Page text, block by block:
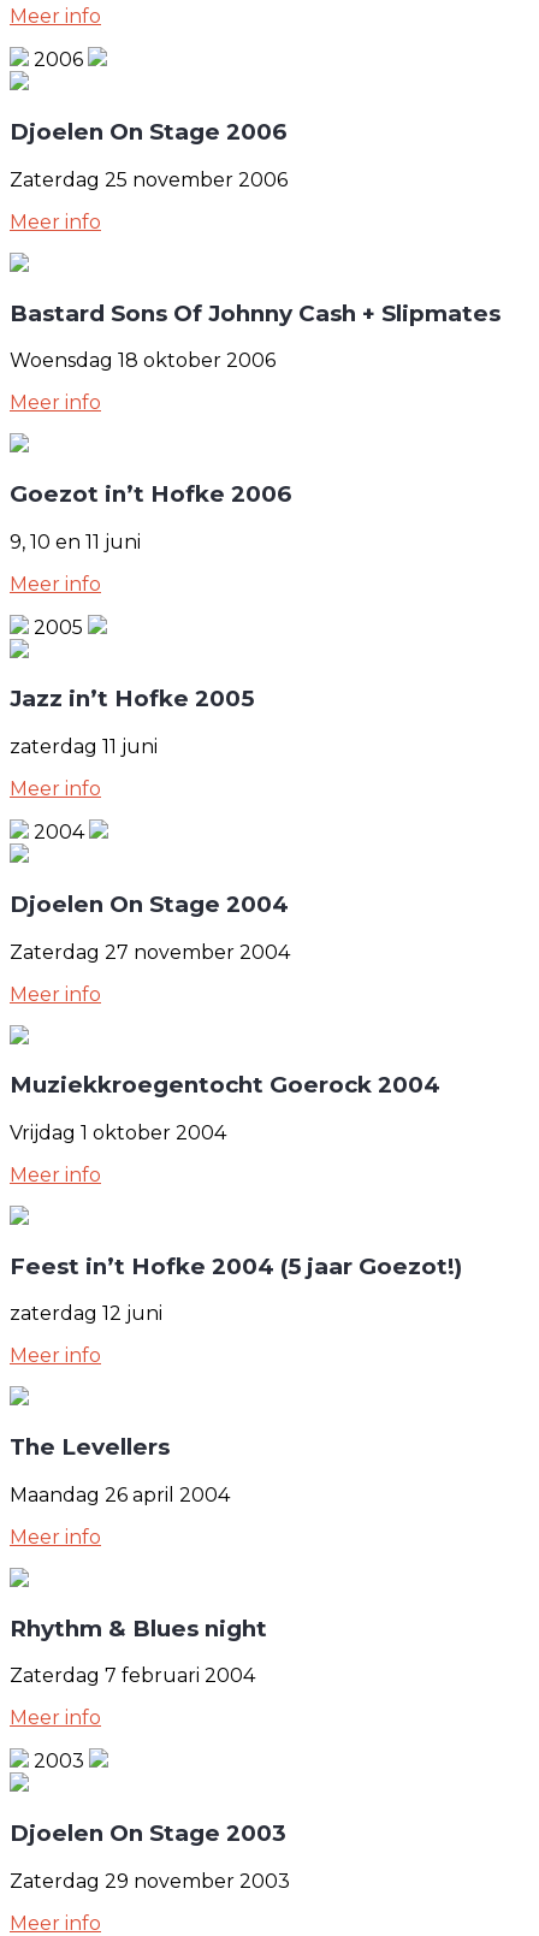
Meer info
2006
Djoelen On Stage 2006
Zaterdag 25 november 2006
Meer info
Bastard Sons Of Johnny Cash + Slipmates
Woensdag 18 oktober 2006
Meer info
Goezot in’t Hofke 2006
9, 10 en 11 juni
Meer info
2005
Jazz in’t Hofke 2005
zaterdag 11 juni
Meer info
2004
Djoelen On Stage 2004
Zaterdag 27 november 2004
Meer info
Muziekkroegentocht Goerock 2004
Vrijdag 1 oktober 2004
Meer info
Feest in’t Hofke 2004 (5 jaar Goezot!)
zaterdag 12 juni
Meer info
The Levellers
Maandag 26 april 2004
Meer info
Rhythm & Blues night
Zaterdag 7 februari 2004
Meer info
2003
Djoelen On Stage 2003
Zaterdag 29 november 2003
Meer info